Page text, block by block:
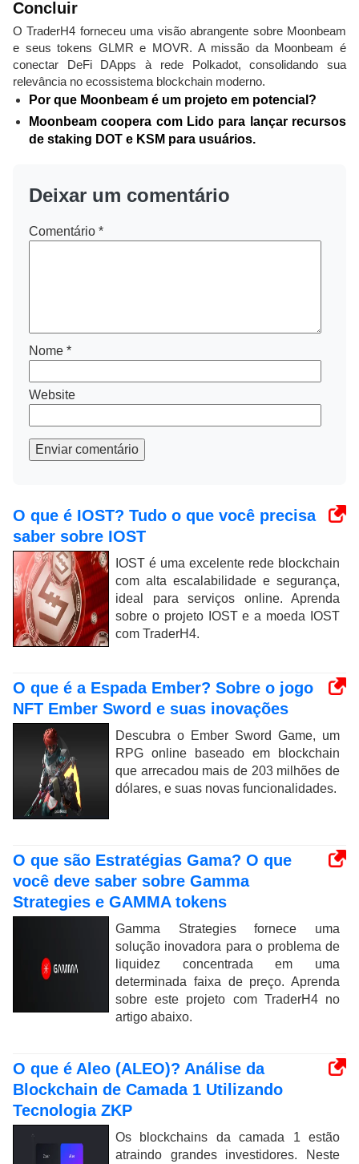
Concluir
O TraderH4 forneceu uma visão abrangente sobre Moonbeam
e seus tokens GLMR e MOVR. A missão da Moonbeam é
conectar DeFi DApps à rede Polkadot, consolidando sua
relevância no ecossistema blockchain moderno.
Por que Moonbeam é um projeto em potencial?
Moonbeam coopera com Lido para lançar recursos
de staking DOT e KSM para usuários.
Deixar um comentário
Comentário *
Nome *
Website
Enviar comentário
O que é IOST? Tudo o que você precisa
saber sobre IOST
IOST é uma excelente rede blockchain
com alta escalabilidade e segurança,
ideal para serviços online. Aprenda
sobre o projeto IOST e a moeda IOST
com TraderH4.
O que é a Espada Ember? Sobre o jogo
NFT Ember Sword e suas inovações
Descubra o Ember Sword Game, um
RPG online baseado em blockchain
que arrecadou mais de 203 milhões de
dólares, e suas novas funcionalidades.
O que são Estratégias Gama? O que
você deve saber sobre Gamma
Strategies e GAMMA tokens
Gamma Strategies fornece uma
solução inovadora para o problema de
liquidez concentrada em uma
determinada faixa de preço. Aprenda
sobre este projeto com TraderH4 no
artigo abaixo.
O que é Aleo (ALEO)? Análise da
Blockchain de Camada 1 Utilizando
Tecnologia ZKP
Os blockchains da camada 1 estão
atraindo grandes investidores. Neste